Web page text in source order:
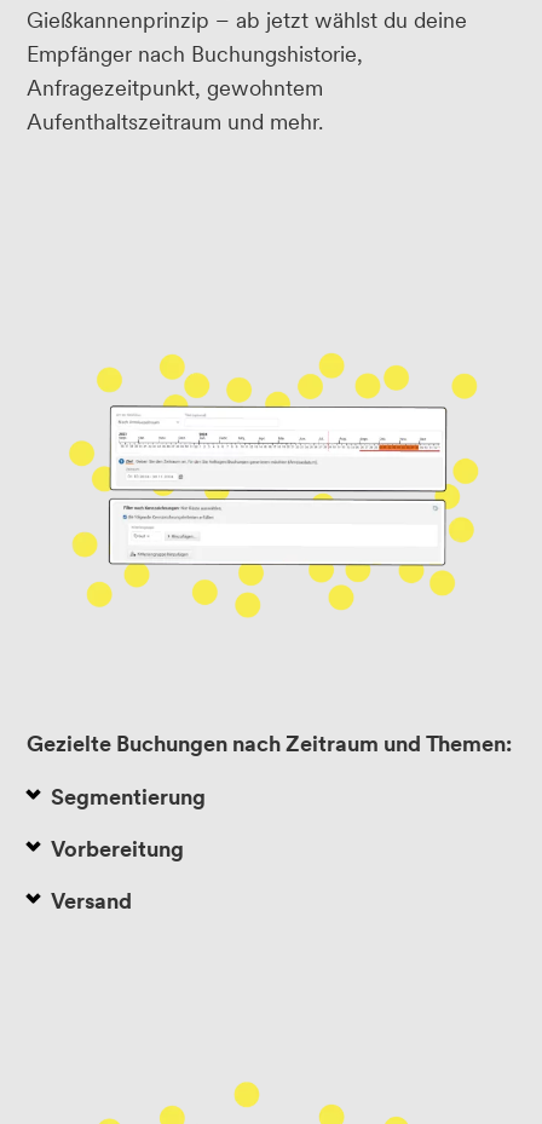
Gießkannenprinzip – ab jetzt wählst du deine
Empfänger nach Buchungshistorie,
Anfragezeitpunkt, gewohntem
Aufenthaltszeitraum und mehr.
Gezielte Buchungen nach Zeitraum und Themen:
Segmentierung
Vorbereitung
Versand